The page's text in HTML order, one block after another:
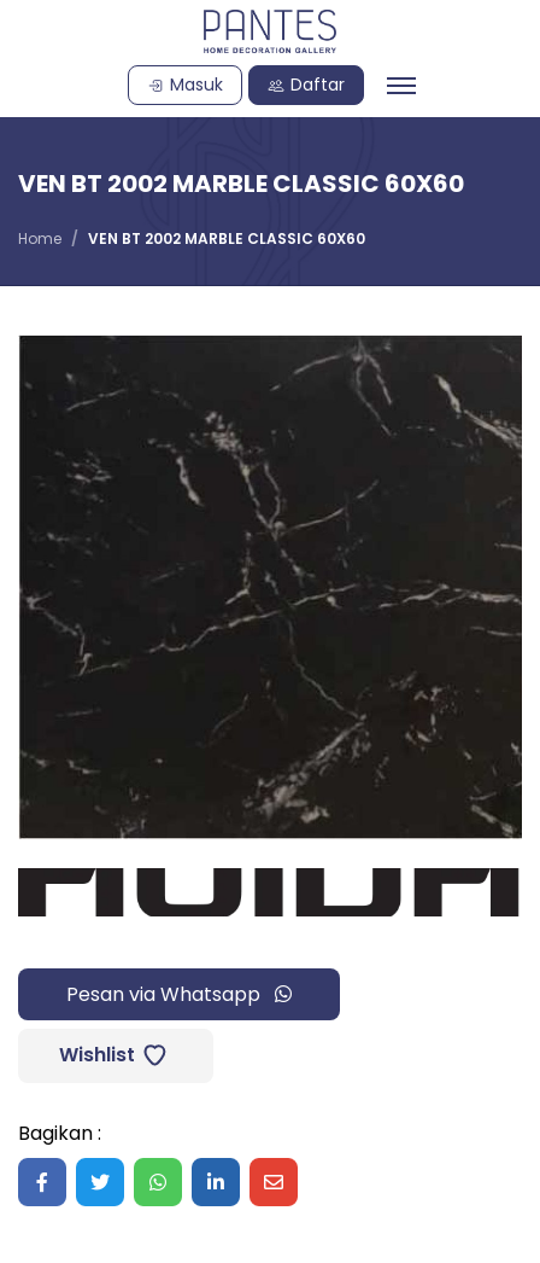
Masuk Daftar
VEN BT 2002 MARBLE CLASSIC 60X60
Home VEN BT 2002 MARBLE CLASSIC 60X60
Pesan via Whatsapp
Wishlist
Bagikan :
Share on Facebook
Share on Twitter
Share on WhatsApp
Share on LinkedIn
Share on Mail